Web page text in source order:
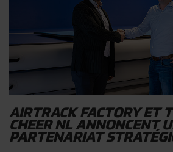
AIRTRACK FACTORY ET
CHEER NL ANNONCENT
PARTENARIAT